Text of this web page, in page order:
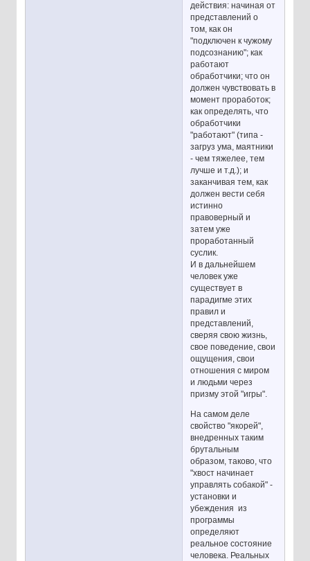
действия: начиная от
представлений о
том, как он
"подключен к чужому
подсознанию"; как
работают
обработчики; что он
должен чувствовать в
момент проработок;
как определять, что
обработчики
"работают" (типа -
загруз ума, маятники
- чем тяжелее, тем
лучше и т.д.); и
заканчивая тем, как
должен вести себя
истинно
правоверный и
затем уже
проработанный
суслик.
И в дальнейшем
человек уже
существует в
парадигме этих
правил и
представлений,
сверяя свою жизнь,
свое поведение, свои
ощущения, свои
отношения с миром
и людьми через
призму этой "игры".
На самом деле
свойство "якорей",
внедренных таким
брутальным
образом, таково, что
"хвост начинает
управлять собакой" -
установки и
убеждения из
программы
определяют
реальное состояние
человека. Реальных